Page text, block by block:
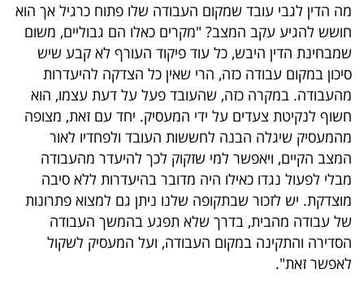
אחרינו:
מה הדין לגבי עובד שמקום העבודה שלו פתוח כרגיל אך הוא
חושש להגיע עקב המצב? "מקרים כאלו הם גבוליים, משום
שמבחינת הדין היבש, כל עוד פיקוד העורף לא קבע שיש
סיכון במקום עבודה כזה, הרי שאין כל הצדקה להיעדרות
מהעבודה. במקרה כזה, שהעובד פעל על דעת עצמו, הוא
חשוף לנקיטת צעדים על ידי המעסיק. יחד עם זאת, מצופה
מהמעסיק שיגלה הבנה לחששות העובד ולפחדיו לאור
המצב הקיים, ויאפשר למי שזקוק לכך להיעדר מהעבודה
מבלי לפעול נגדו כאילו היה מדובר בהיעדרות ללא סיבה
מוצדקת. יש לזכור שבתקופה שלנו ניתן גם למצוא פתרונות
של עבודה מהבית, בדרך שלא תפגע בהמשך העבודה
הסדירה והתקינה במקום העבודה, ועל המעסיק לשקול
לאפשר זאת".